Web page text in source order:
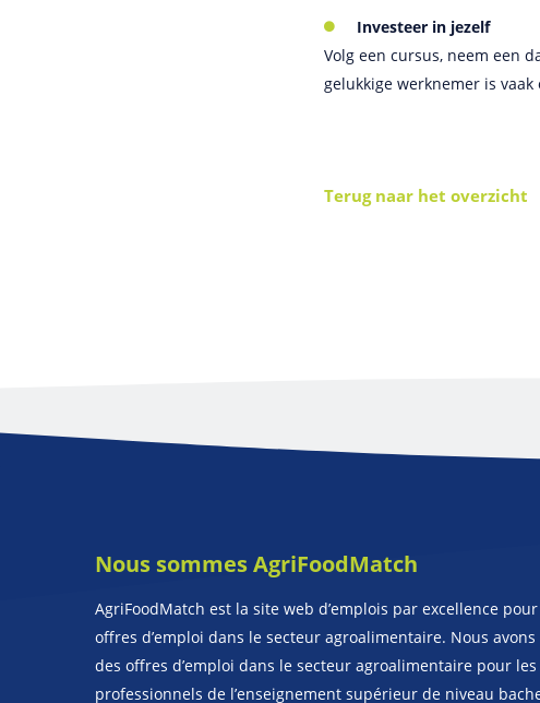
Investeer in jezelf
Volg een cursus, neem een
gelukkige werknemer is
Terug naar het overzicht
Nous sommes AgriFoodMatch
AgriFoodMatch est la site web d’emplois par excellence
offres d’emploi dans le secteur agroalimentaire. Nous avons
des offres d’emploi dans le secteur agroalimentaire pour les
professionnels de l’enseignement supérieur de niveau